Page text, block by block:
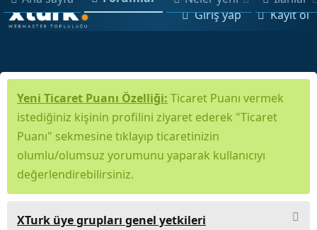
Giriş yap Kayıt ol
Yeni Ticaret Puanı Özelliği: Ticaret Puanı vermek
istediğiniz kişinin profilini ziyaret ederek "Ticaret
Puanı" sekmesine tıklayıp ticaretinizin
olumlu/olumsuz yorumunu yaparak kullanıcıyı
değerlendirebilirsiniz.
XTurk üye grupları genel yetkileri